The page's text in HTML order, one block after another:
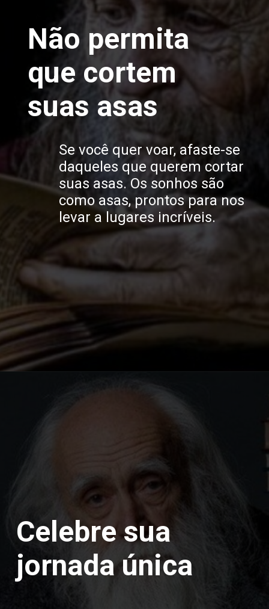
Não permita
que cortem
suas asas
Se você quer voar, afaste-se
daqueles que querem cortar
suas asas. Os sonhos são
como asas, prontos para nos
levar a lugares incríveis.
Celebre sua
jornada única